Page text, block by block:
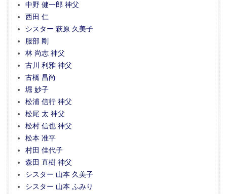
中野 健一郎 神父
西田 仁
シスター 萩原 久美子
服部 剛
林 尚志 神父
古川 利雅 神父
古橋 昌尚
堀 妙子
松浦 信行 神父
松尾 太 神父
松村 信也 神父
松本 准平
村田 佳代子
森田 直樹 神父
シスター 山本 久美子
シスター 山本 ふみり